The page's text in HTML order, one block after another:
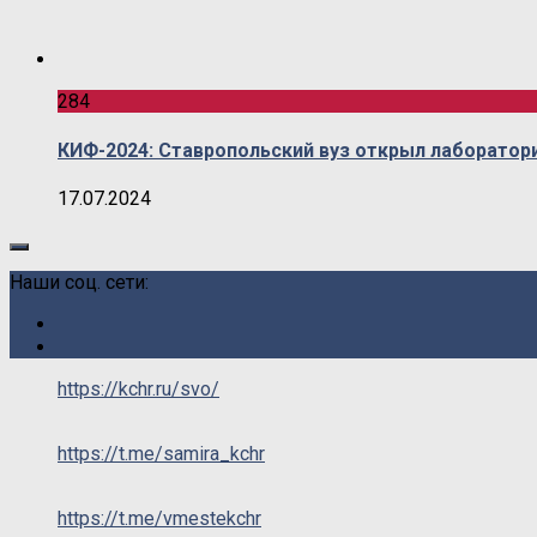
284
КИФ-2024: Ставропольский вуз открыл
17.07.2024
Наши соц. сети:
https://kchr.ru/svo/
https://t.me/samira_kchr
https://t.me/vmestekchr